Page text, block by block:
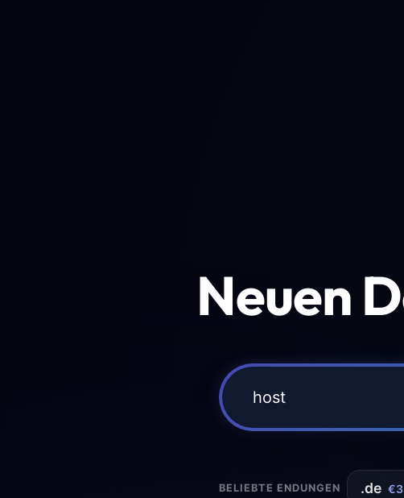
Neuen
BELIEBTE ENDUNGEN .de